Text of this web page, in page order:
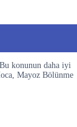
konunun daha iyi
Mayoz Bölünme